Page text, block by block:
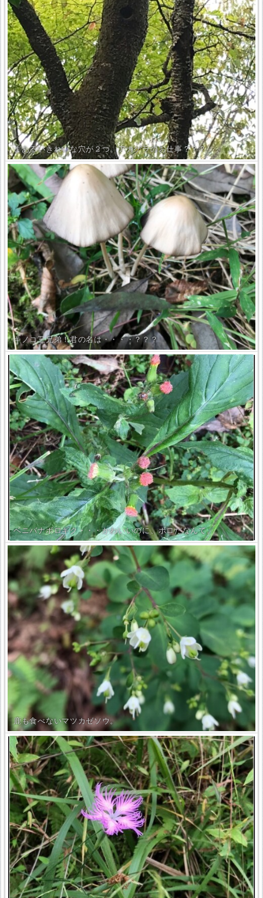
まあるいきれいな穴が２つ。アカゲラのお仕事？？？
キノコ三兄弟！君の名は・・・・？？？
ベニバナボロギク・・・かわいいのに、ボロだなんて。
鹿も食べないマツカゼソウ。